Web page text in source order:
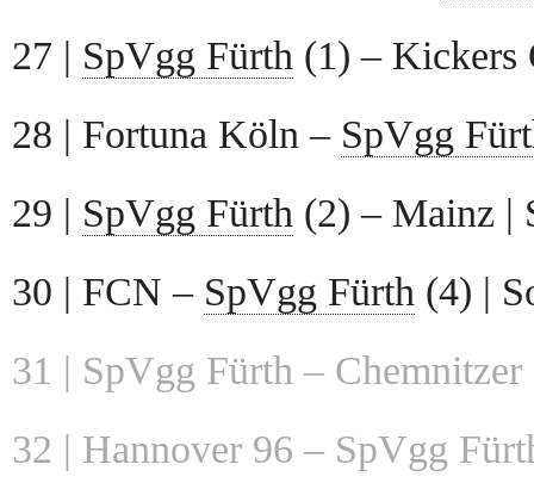
27 | SpVgg Fürth (1) – Kickers
28 | Fortuna Köln – SpVgg
29 | SpVgg Fürth (2) – Mainz |
30 | FCN – SpVgg Fürth (4) |
31 | SpVgg Fürth –
32 | Hannover 96 – SpVgg